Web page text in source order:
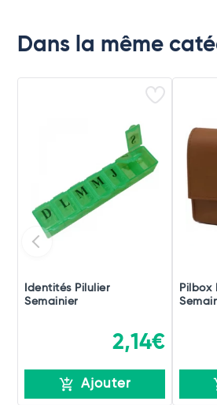
Dans la même
Identités Pilulier
Semainier
2,14€
Ajouter
Pilbox